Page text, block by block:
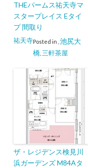
THEパームス祐天寺マ
スタープレイス Eタイ
プ 間取り
Posted in
祐天寺
池尻大
橋, 三軒茶屋
ザ・レジデンス検見川
浜ガーデンズ M84Aタ